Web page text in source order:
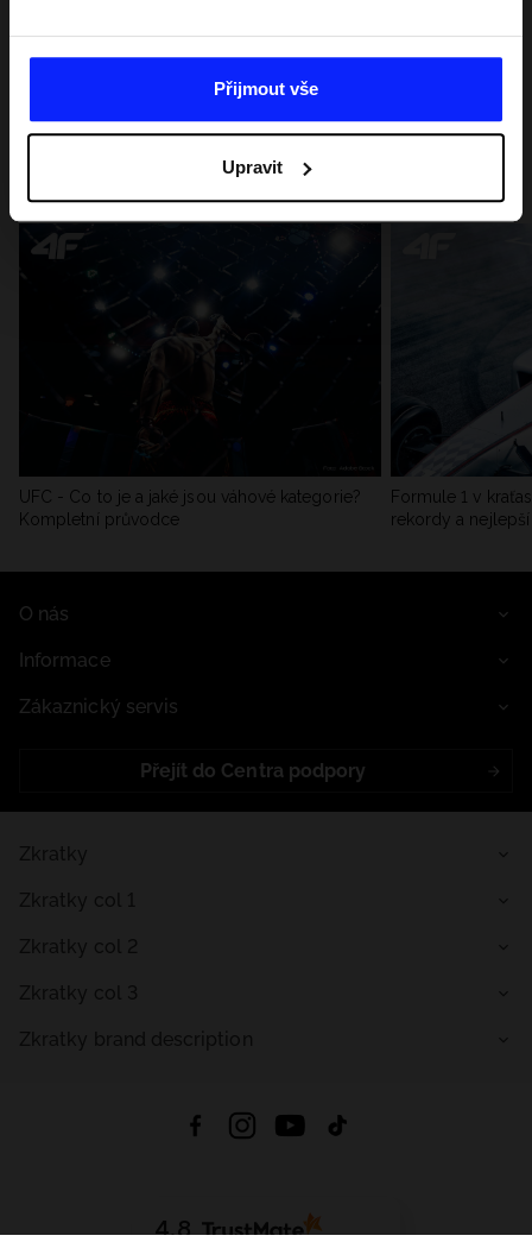
Přijmout vše
Upravit
Poznejte sport do hloubky
Zkontrolujte všechny záznamy
UFC - Co to je a jaké jsou váhové kategorie?
Kompletní průvodce
Formule 1 v
rekordy a
O nás
Informace
Zákaznický servis
Přejít do Centra podpory
4.8